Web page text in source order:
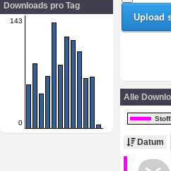
Downloads pro Tag
143
0
Alle
Datum